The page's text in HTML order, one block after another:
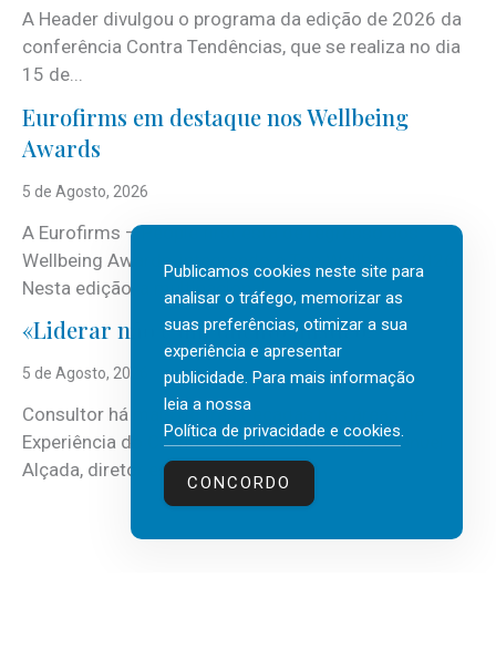
A Header divulgou o programa da edição de 2026 da
conferência Contra Tendências, que se realiza no dia
15 de...
Eurofirms em destaque nos Wellbeing
Awards
5 de Agosto, 2026
A Eurofirms – People first está de regresso aos
Wellbeing Awards, integrando o Top Wellbeing 2026.
Nesta edição, a multinacional...
«Liderar não é um talento místico.»
5 de Agosto, 2026
Consultor há mais de três décadas nas áreas de
Experiência do Cliente, Vendas e Liderança, Manuel
Alçada, diretor executivo da...
Publicamos cookies neste site para
analisar o tráfego, memorizar as
suas preferências, otimizar a sua
experiência e apresentar
publicidade. Para mais informação
leia a nossa
Política de privacidade e cookies.
CONCORDO